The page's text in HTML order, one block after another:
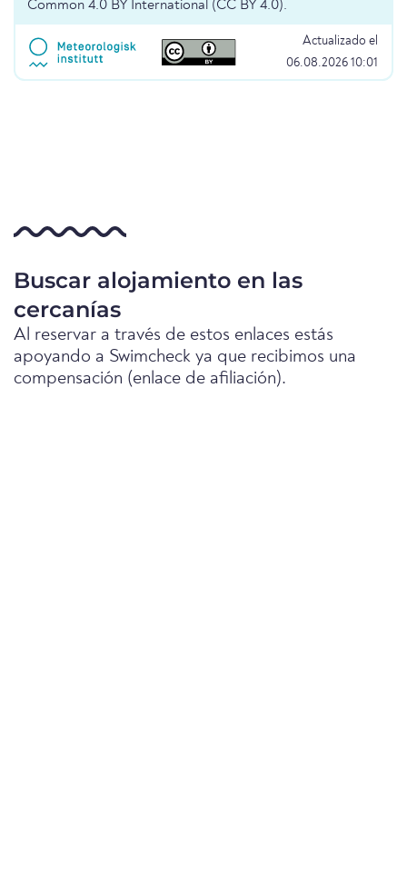
Common 4.0 BY International (CC BY 4.0).
Actualizado el
06.08.2026 10:01
Buscar alojamiento en las
cercanías
Al reservar a través de estos enlaces estás
apoyando a Swimcheck ya que recibimos una
compensación (enlace de afiliación).